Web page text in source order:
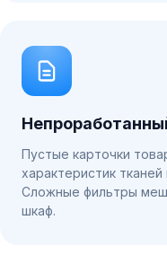
Пустые карточки
характеристик
Сложные фильтры
шкаф.